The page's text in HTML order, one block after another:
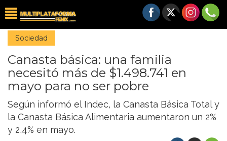
Sociedad
Canasta básica: una familia
necesitó más de $1.498.741 en
mayo para no ser pobre
Según informó el Indec, la Canasta Básica Total y
la Canasta Básica Alimentaria aumentaron un 2%
y 2,4% en mayo.